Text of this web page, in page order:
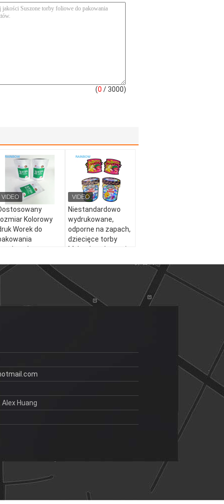
(0 / 3000)
Kolorowy
Worek do
przekąsek z
MOPP/VMPET/PE
Niestandardowo
wydrukowane,
odporne na zapach,
dziecięce torby
Mylar do pakowania
Alex Huang